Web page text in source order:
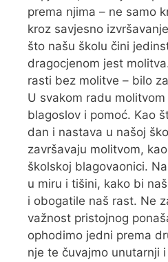
prema njima – ne samo
kroz savjesno
što našu školu čini
dragocjenom jest
rasti bez molitve – bilo
U svakom radu
blagoslov i pomoć. Kao
dan i nastava u našoj
završavaju molitvom,
školskoj blagovaonici.
u miru i tišini, kako bi
i obogatile naš rast. Ne
važnost pristojnog
ophodimo jedni prema
nje te čuvajmo unutarnji